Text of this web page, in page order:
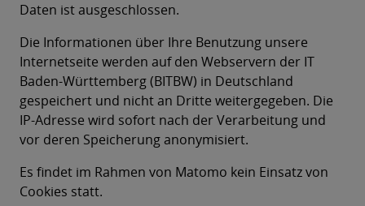
Daten ist ausgeschlossen.
Die Informationen über Ihre Benutzung unsere
Internetseite werden auf den Webservern der IT
Baden-Württemberg (BITBW) in Deutschland
gespeichert und nicht an Dritte weitergegeben. Die
IP-Adresse wird sofort nach der Verarbeitung und
vor deren Speicherung anonymisiert.
Es findet im Rahmen von Matomo kein Einsatz von
Cookies statt.